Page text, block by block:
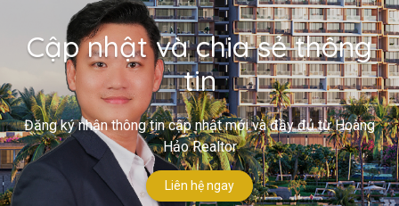
Cập nhật và chia sẻ thông
tin
Đăng ký nhận thông tin cập nhật mới và đầy đủ từ Hoàng
Hảo Realtor
Liên hệ ngay